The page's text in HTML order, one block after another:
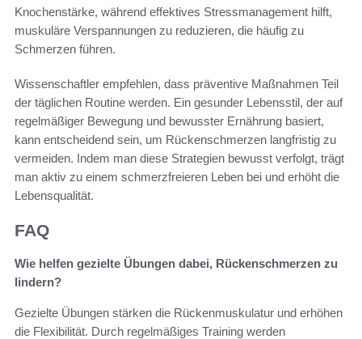
Knochenstärke, während effektives Stressmanagement hilft,
muskuläre Verspannungen zu reduzieren, die häufig zu
Schmerzen führen.
Wissenschaftler empfehlen, dass präventive Maßnahmen Teil
der täglichen Routine werden. Ein gesunder Lebensstil, der auf
regelmäßiger Bewegung und bewusster Ernährung basiert,
kann entscheidend sein, um Rückenschmerzen langfristig zu
vermeiden. Indem man diese Strategien bewusst verfolgt, trägt
man aktiv zu einem schmerzfreieren Leben bei und erhöht die
Lebensqualität.
FAQ
Wie helfen gezielte Übungen dabei, Rückenschmerzen zu
lindern?
Gezielte Übungen stärken die Rückenmuskulatur und erhöhen
die Flexibilität. Durch regelmäßiges Training werden